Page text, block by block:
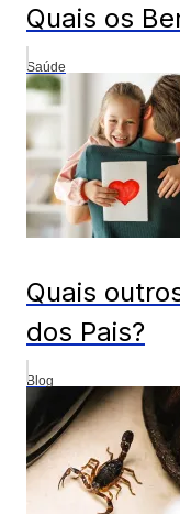
Quais os
Saúde
Quais
dos Pais?
Blog